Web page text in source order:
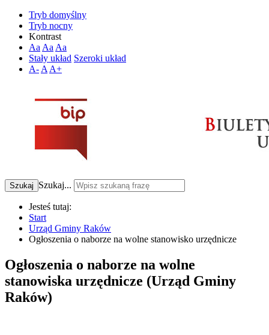
Tryb domyślny
Tryb nocny
Kontrast
Aa Aa Aa
Stały układ Szeroki układ
A- A A+
Szukaj Szukaj...
Jesteś tutaj:
Start
Urząd Gminy Raków
Ogłoszenia o naborze na wolne stanowisko urzędnicze
Ogłoszenia o naborze na wolne
stanowiska urzędnicze (Urząd Gminy
Raków)